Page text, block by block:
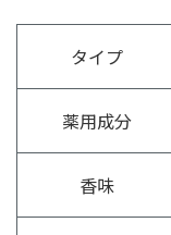
タイプ
薬用成分
香味